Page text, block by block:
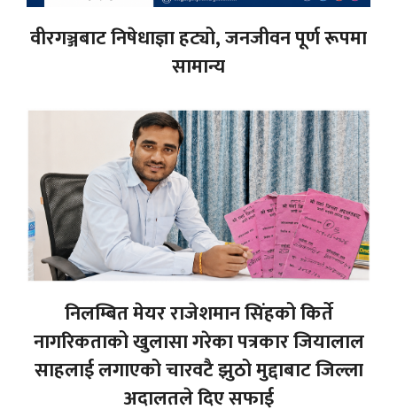
वीरगञ्जबाट निषेधाज्ञा हट्यो, जनजीवन पूर्ण रूपमा
सामान्य
निलम्बित मेयर राजेशमान सिंहको किर्ते
नागरिकताको खुलासा गरेका पत्रकार जियालाल
साहलाई लगाएको चारवटै झुठो मुद्दाबाट जिल्ला
अदालतले दिए सफाई